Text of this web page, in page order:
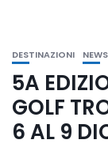
DESTINAZIONI NEWS
5A
GOLF
6 AL 9